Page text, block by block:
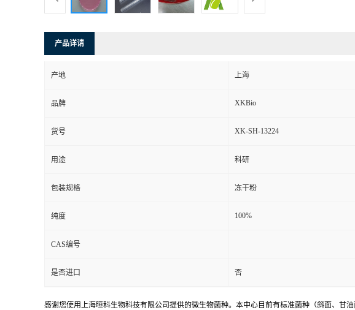
产品详请
产地 上海
品牌 XKBio
货号 XK-SH-13224
用途 科研
包装规格 冻干粉
纯度 100%
CAS编号
是否进口 否
感谢您使用上海晅科生物科技有限公司提供的微生物菌种。本中心目前有标准菌种（斜面、